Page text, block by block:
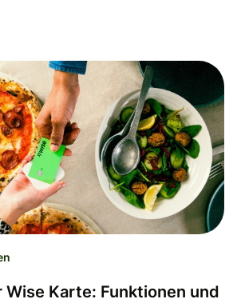
Wise Karte: Funktionen und